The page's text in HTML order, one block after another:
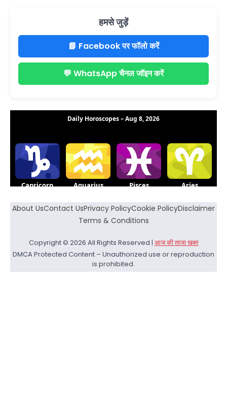
हमसे जुड़ें
📘 Facebook पर फॉलो करें
💬 WhatsApp चैनल जॉइन करें
About UsContact UsPrivacy PolicyCookie PolicyDisclaimer
Terms & Conditions
Copyright © 2026 All Rights Reserved | आज की ताजा खबर
DMCA Protected Content – Unauthorized use or reproduction
is prohibited.